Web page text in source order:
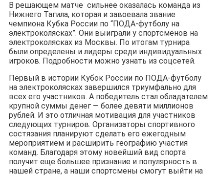
В решающем матче сильнее оказалась команда из
Нижнего Тагила, которая и завоевала звание
чемпиона Кубка России по “ПОДА-футболу на
электроколясках”. Они выиграли у спортсменов на
электроколясках из Москвы. По итогам турнира
были определены и лидеры среди индивидуальных
игроков. Подробности можно узнать из соцсетей.
Первый в истории Кубок России по ПОДА-футболу
на электроколясках завершился триумфально для
всех его участников. А победитель стал обладателем
крупной суммы денег — более девяти миллионов
рублей. И это отличная мотивация для участников
следующих турниров. Организаторы спортивного
состязания планируют сделать его ежегодным
мероприятием и расширить географию участия
команд. Благодаря этому новейший вид спорта
получит еще большее признание и популярность в
нашей стране, а наши спортсмены смогут выйти на